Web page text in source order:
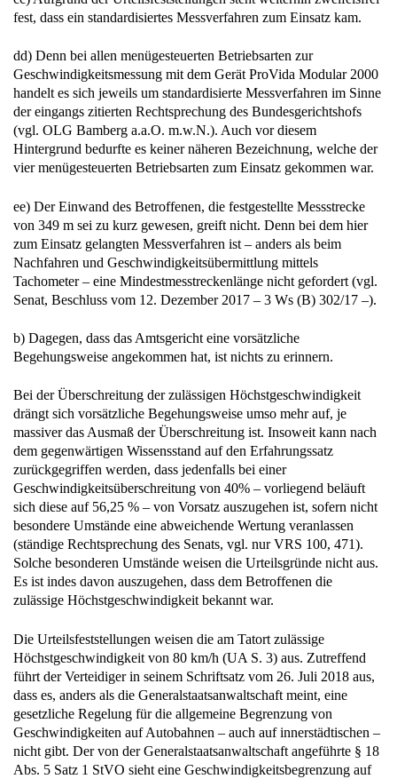
fest, dass ein standardisiertes Messverfahren zum Einsatz kam.
dd) Denn bei allen menügesteuerten Betriebsarten zur
Geschwindigkeitsmessung mit dem Gerät ProVida Modular 2000
handelt es sich jeweils um standardisierte Messverfahren im Sinne
der eingangs zitierten Rechtsprechung des Bundesgerichtshofs
(vgl. OLG Bamberg a.a.O. m.w.N.). Auch vor diesem
Hintergrund bedurfte es keiner näheren Bezeichnung, welche der
vier menügesteuerten Betriebsarten zum Einsatz gekommen war.
ee) Der Einwand des Betroffenen, die festgestellte Messstrecke
von 349 m sei zu kurz gewesen, greift nicht. Denn bei dem hier
zum Einsatz gelangten Messverfahren ist – anders als beim
Nachfahren und Geschwindigkeitsübermittlung mittels
Tachometer – eine Mindestmesstreckenlänge nicht gefordert (vgl.
Senat, Beschluss vom 12. Dezember 2017 – 3 Ws (B) 302/17 –).
b) Dagegen, dass das Amtsgericht eine vorsätzliche
Begehungsweise angekommen hat, ist nichts zu erinnern.
Bei der Überschreitung der zulässigen Höchstgeschwindigkeit
drängt sich vorsätzliche Begehungsweise umso mehr auf, je
massiver das Ausmaß der Überschreitung ist. Insoweit kann nach
dem gegenwärtigen Wissensstand auf den Erfahrungssatz
zurückgegriffen werden, dass jedenfalls bei einer
Geschwindigkeitsüberschreitung von 40% – vorliegend beläuft
sich diese auf 56,25 % – von Vorsatz auszugehen ist, sofern nicht
besondere Umstände eine abweichende Wertung veranlassen
(ständige Rechtsprechung des Senats, vgl. nur VRS 100, 471).
Solche besonderen Umstände weisen die Urteilsgründe nicht aus.
Es ist indes davon auszugehen, dass dem Betroffenen die
zulässige Höchstgeschwindigkeit bekannt war.
Die Urteilsfeststellungen weisen die am Tatort zulässige
Höchstgeschwindigkeit von 80 km/h (UA S. 3) aus. Zutreffend
führt der Verteidiger in seinem Schriftsatz vom 26. Juli 2018 aus,
dass es, anders als die Generalstaatsanwaltschaft meint, eine
gesetzliche Regelung für die allgemeine Begrenzung von
Geschwindigkeiten auf Autobahnen – auch auf innerstädtischen –
nicht gibt. Der von der Generalstaatsanwaltschaft angeführte § 18
Abs. 5 Satz 1 StVO sieht eine Geschwindigkeitsbegrenzung auf